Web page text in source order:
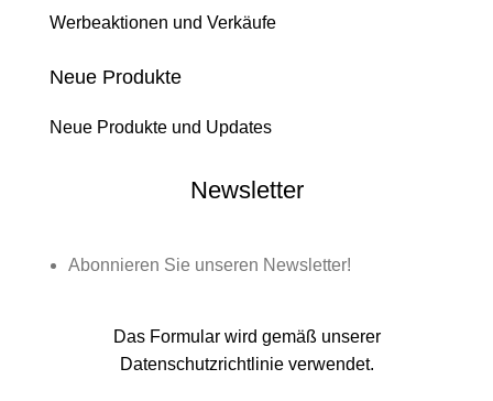
Werbeaktionen und Verkäufe
Neue Produkte
Neue Produkte und Updates
Newsletter
Abonnieren Sie unseren Newsletter!
Das Formular wird gemäß unserer
Datenschutzrichtlinie verwendet.